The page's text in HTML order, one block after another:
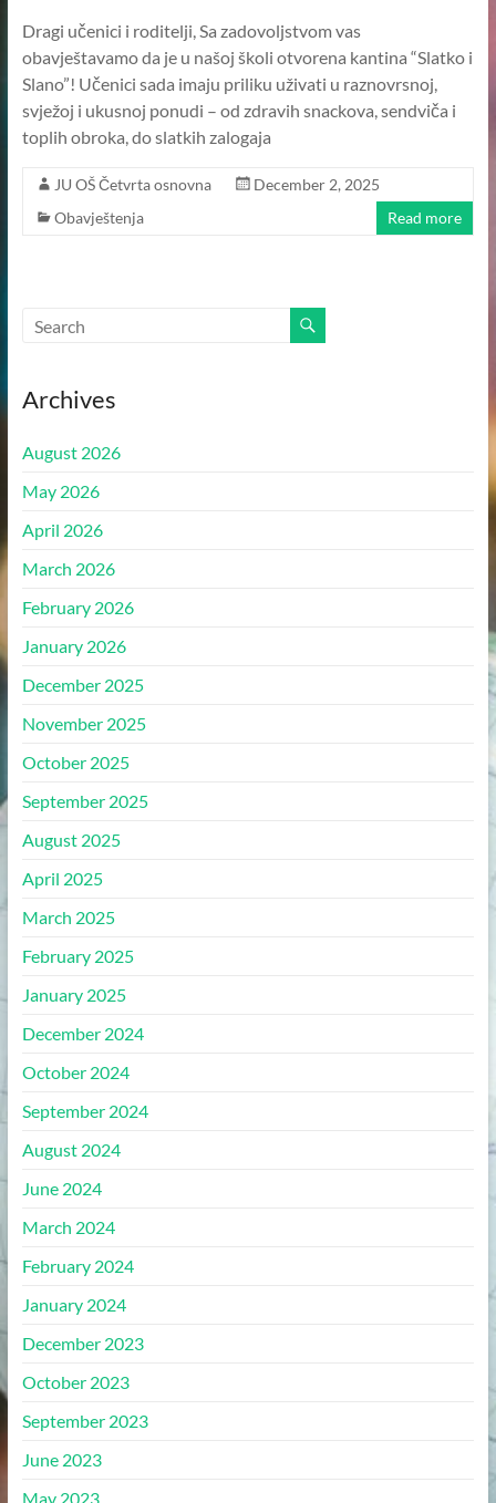
Dragi učenici i roditelji, Sa zadovoljstvom vas
obavještavamo da je u našoj školi otvorena kantina “Slatko i
Slano”! Učenici sada imaju priliku uživati u raznovrsnoj,
svježoj i ukusnoj ponudi – od zdravih snackova, sendviča i
toplih obroka, do slatkih zalogaja
JU OŠ Četvrta osnovna
December 2, 2025
Obavještenja
Read more
Archives
August 2026
May 2026
April 2026
March 2026
February 2026
January 2026
December 2025
November 2025
October 2025
September 2025
August 2025
April 2025
March 2025
February 2025
January 2025
December 2024
October 2024
September 2024
August 2024
June 2024
March 2024
February 2024
January 2024
December 2023
October 2023
September 2023
June 2023
May 2023